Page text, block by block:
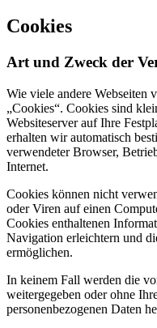
Cookies
Art und Zweck der
Wie viele andere Webseiten
„Cookies“. Cookies sind
Websiteserver auf Ihre
erhalten wir automatisch
verwendeter Browser,
Internet.
Cookies können nicht
oder Viren auf einen
Cookies enthaltenen
Navigation erleichtern und
ermöglichen.
In keinem Fall werden die
weitergegeben oder ohne
personenbezogenen Daten